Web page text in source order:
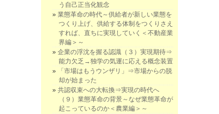
う自己正当化観念
業態革命の時代～供給者が新しい業態を
つくり上げ、供給する体制をつくりさえ
すれば、直ちに実現していく＜不動産業
界編＞～
企業の浮沈を握る認識（３）実現期待⇒
能力欠乏→独学の気運に応える概念装置
「市場はもうウンザリ」⇒市場からの脱
却が始まった
共認収束への大転換⇒実現の時代へ
（９）業態革命の背景～なぜ業態革命が
起こっているのか＜農業編＞～